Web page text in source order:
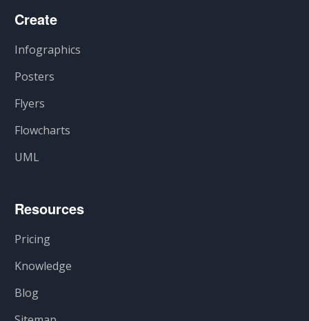
Create
Infographics
Posters
Flyers
Flowcharts
UML
Resources
Pricing
Knowledge
Blog